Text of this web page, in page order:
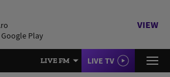
Google Play
VIEW
LIVE FM LIVE TV